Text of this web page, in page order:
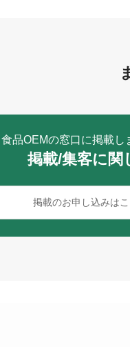
食品OEMの窓口に掲載し
掲載/集客に関
掲載のお申し込みは